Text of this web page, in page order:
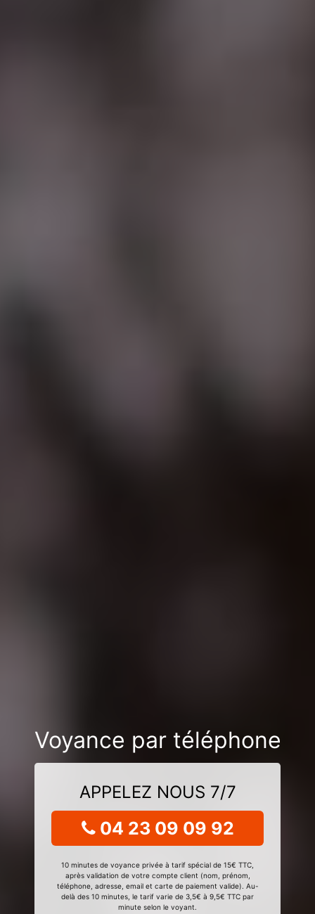
Voyance par téléphone
APPELEZ NOUS 7/7
04 23 09 09 92
10 minutes de voyance privée à tarif spécial de 15€ TTC,
après validation de votre compte client (nom, prénom,
téléphone, adresse, email et carte de paiement valide). Au-
delà des 10 minutes, le tarif varie de 3,5€ à 9,5€ TTC par
minute selon le voyant.